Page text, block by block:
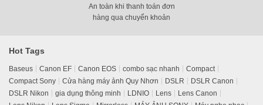
An toàn khi thanh toán đơn
hàng qua chuyển khoản
Hot Tags
Baseus Canon EF Canon EOS combo sạc nhanh
Compact
Compact Sony
Cửa hàng máy ảnh Quy Nhơn DSLR
DSLR Canon
DSLR Nikon
gia dụng thông minh LDNIO Lens
Lens Canon